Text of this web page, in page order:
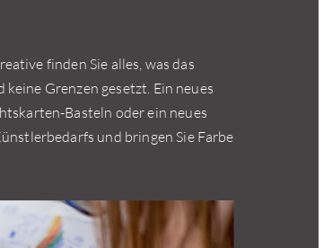
finden Sie alles, was das
Grenzen gesetzt. Ein neues
Basteln oder ein neues
und bringen Sie Farbe